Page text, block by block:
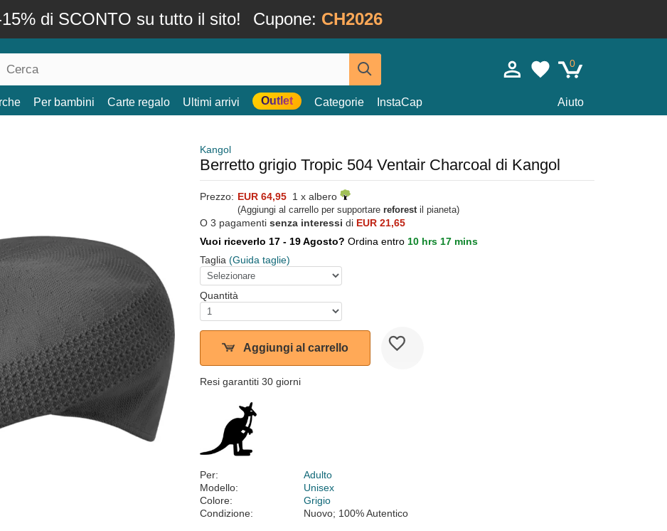
di SCONTO su tutto il sito! Cupone: CH2026
0
Per bambini Carte regalo Ultimi arrivi Outlet Categorie InstaCap Aiuto
Kangol
Berretto grigio Tropic 504 Ventair Charcoal di Kangol
Prezzo: EUR 64,95 1 x albero
(Aggiungi al carrello per supportare reforestil pianeta)
O 3 pagamenti senza interessi di EUR 21,65
Vuoi riceverlo 17 - 19 Agosto? Ordina entro 10 hrs 17 mins
Taglia (Guida taglie)
Quantità
Aggiungi al carrello
Resi garantiti 30 giorni
Per:
Adulto
Modello:
Unisex
Colore:
Grigio
Condizione:
Nuovo; 100% Autentico